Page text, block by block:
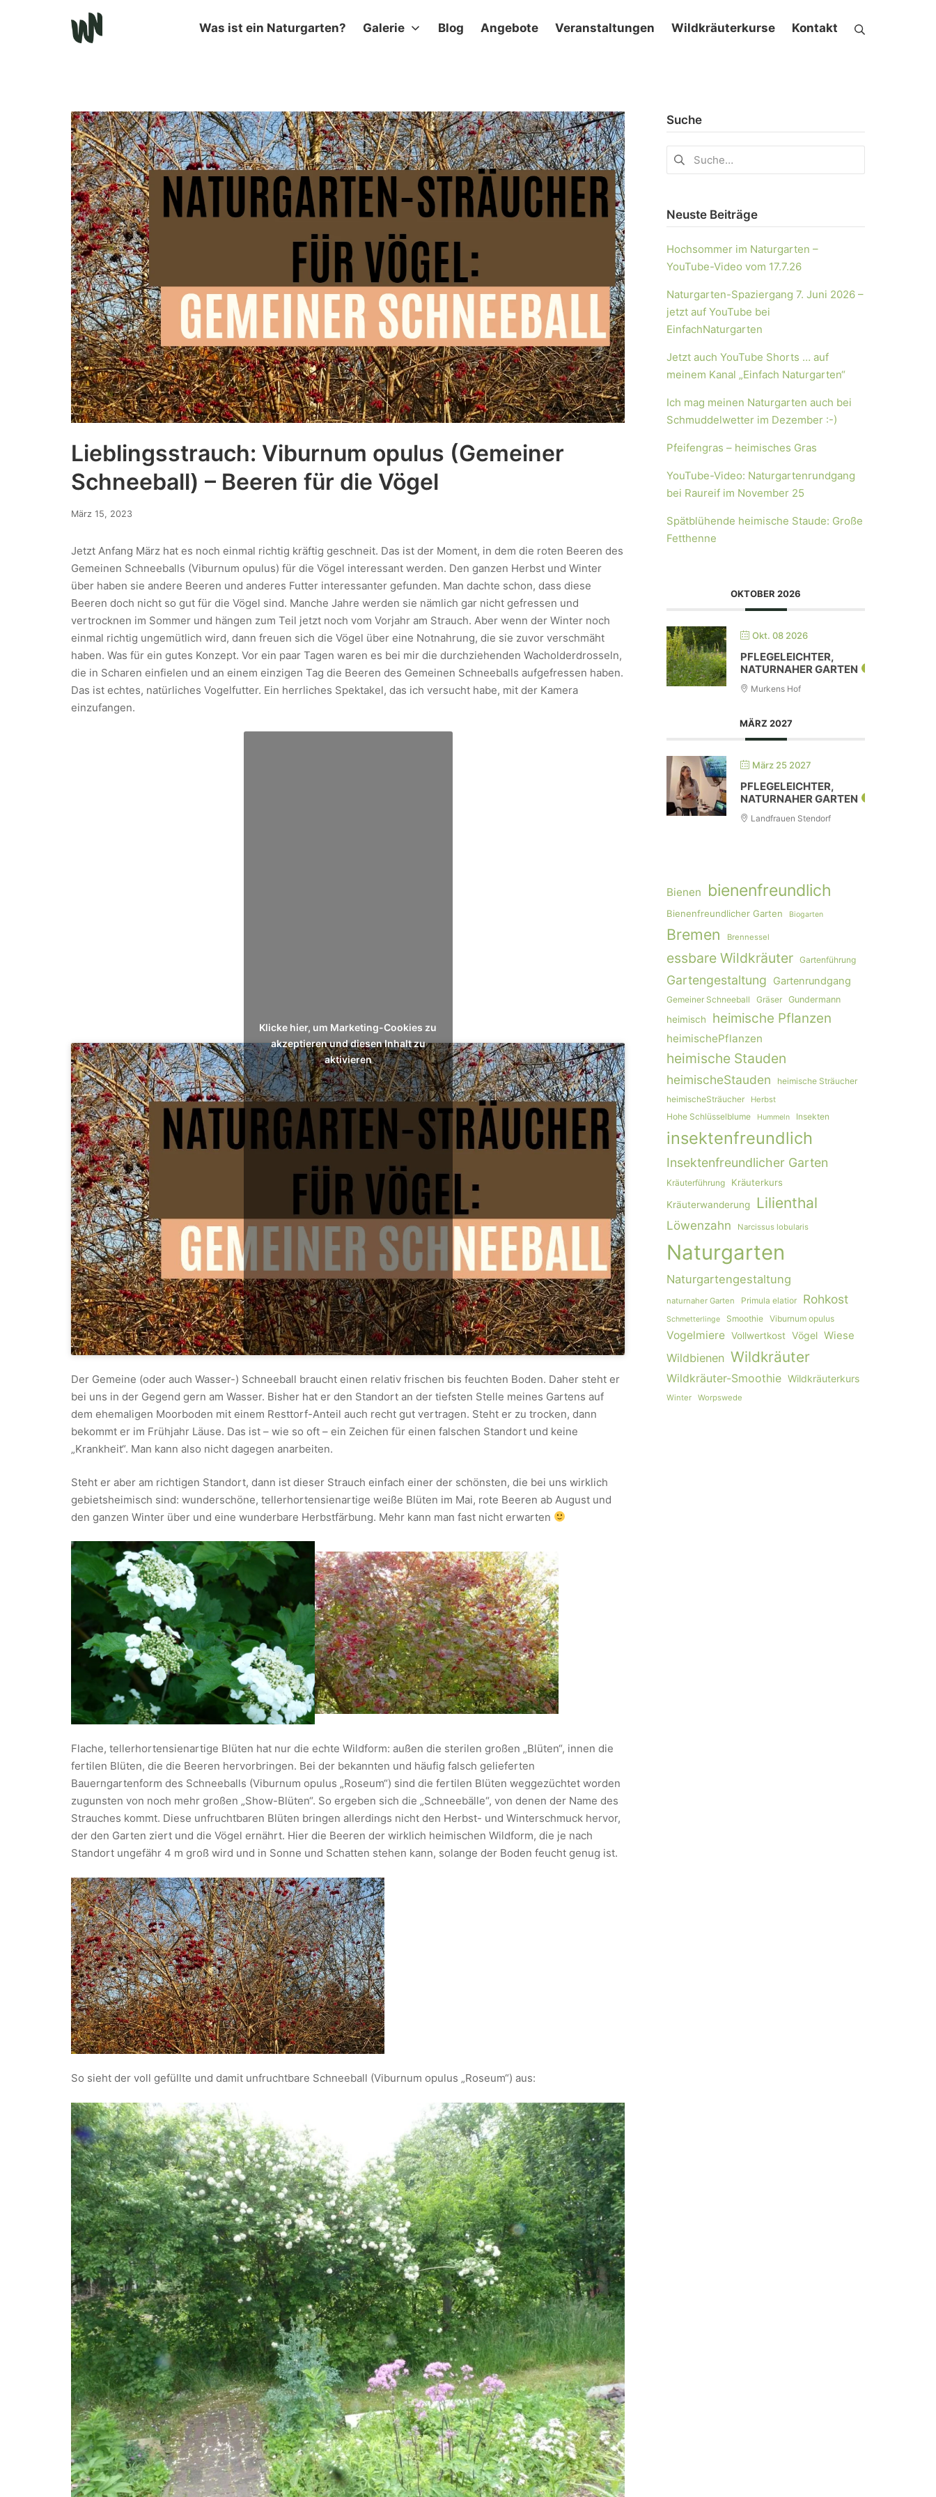
Was ist ein Naturgarten? Galerie Blog Angebote Veranstaltungen Wildkräuterkurse Kontakt
Lieblingsstrauch: Viburnum opulus (Gemeiner
Schneeball) – Beeren für die Vögel
März 15, 2023
Jetzt Anfang März hat es noch einmal richtig kräftig geschneit. Das ist der Moment, in dem die roten Beeren des
Gemeinen Schneeballs (Viburnum opulus) für die Vögel interessant werden. Den ganzen Herbst und Winter
über haben sie andere Beeren und anderes Futter interessanter gefunden. Man dachte schon, dass diese
Beeren doch nicht so gut für die Vögel sind. Manche Jahre werden sie nämlich gar nicht gefressen und
vertrocknen im Sommer und hängen zum Teil jetzt noch vom Vorjahr am Strauch. Aber wenn der Winter noch
einmal richtig ungemütlich wird, dann freuen sich die Vögel über eine Notnahrung, die sie zuvor verschmäht
haben. Was für ein gutes Konzept. Vor ein paar Tagen waren es bei mir die durchziehenden Wacholderdrosseln,
die in Scharen einfielen und an einem einzigen Tag die Beeren des Gemeinen Schneeballs aufgefressen haben.
Das ist echtes, natürliches Vogelfutter. Ein herrliches Spektakel, das ich versucht habe, mit der Kamera
einzufangen.
Klicke hier, um Marketing-Cookies zu
akzeptieren und diesen Inhalt zu
aktivieren
Der Gemeine (oder auch Wasser-) Schneeball braucht einen relativ frischen bis feuchten Boden. Daher steht er
bei uns in der Gegend gern am Wasser. Bisher hat er den Standort an der tiefsten Stelle meines Gartens auf
dem ehemaligen Moorboden mit einem Resttorf-Anteil auch recht gut vertragen. Steht er zu trocken, dann
bekommt er im Frühjahr Läuse. Das ist – wie so oft – ein Zeichen für einen falschen Standort und keine
„Krankheit“. Man kann also nicht dagegen anarbeiten.
Steht er aber am richtigen Standort, dann ist dieser Strauch einfach einer der schönsten, die bei uns wirklich
gebietsheimisch sind: wunderschöne, tellerhortensienartige weiße Blüten im Mai, rote Beeren ab August und
den ganzen Winter über und eine wunderbare Herbstfärbung. Mehr kann man fast nicht erwarten
Flache, tellerhortensienartige Blüten hat nur die echte Wildform: außen die sterilen großen „Blüten“, innen die
fertilen Blüten, die die Beeren hervorbringen. Bei der bekannten und häufig falsch gelieferten
Bauerngartenform des Schneeballs (Viburnum opulus „Roseum“) sind die fertilen Blüten weggezüchtet worden
zugunsten von noch mehr großen „Show-Blüten“. So ergeben sich die „Schneebälle“, von denen der Name des
Strauches kommt. Diese unfruchtbaren Blüten bringen allerdings nicht den Herbst- und Winterschmuck hervor,
der den Garten ziert und die Vögel ernährt. Hier die Beeren der wirklich heimischen Wildform, die je nach
Standort ungefähr 4 m groß wird und in Sonne und Schatten stehen kann, solange der Boden feucht genug ist.
So sieht der voll gefüllte und damit unfruchtbare Schneeball (Viburnum opulus „Roseum“) aus:
Suche
Neuste Beiträge
Hochsommer im Naturgarten –
YouTube-Video vom 17.7.26
Naturgarten-Spaziergang 7. Juni 2026 –
jetzt auf YouTube bei
EinfachNaturgarten
Jetzt auch YouTube Shorts … auf
meinem Kanal „Einfach Naturgarten“
Ich mag meinen Naturgarten auch bei
Schmuddelwetter im Dezember :-)
Pfeifengras – heimisches Gras
YouTube-Video: Naturgartenrundgang
bei Raureif im November 25
Spätblühende heimische Staude: Große
Fetthenne
OKTOBER 2026
Okt. 08 2026
PFLEGELEICHTER,
NATURNAHER GARTEN
Murkens Hof
MÄRZ 2027
März 25 2027
PFLEGELEICHTER,
NATURNAHER GARTEN
Landfrauen Stendorf
Bienen bienenfreundlich
Bienenfreundlicher Garten Biogarten
Bremen Brennessel
essbare Wildkräuter Gartenführung
Gartengestaltung Gartenrundgang
Gemeiner Schneeball Gräser Gundermann
heimisch heimische Pflanzen
heimischePflanzen
heimische Stauden
heimischeStauden
heimische Sträucher
heimischeSträucher
Herbst
Hohe Schlüsselblume Hummeln Insekten
insektenfreundlich
Insektenfreundlicher Garten
Kräuterführung
Kräuterkurs
Kräuterwanderung
Lilienthal
Löwenzahn Narcissus lobularis
Naturgarten
Naturgartengestaltung
naturnaher Garten Primula elatior Rohkost
Schmetterlinge Smoothie Viburnum opulus
Vogelmiere Vollwertkost Vögel Wiese
Wildbienen Wildkräuter
Wildkräuter-Smoothie Wildkräuterkurs
Winter Worpswede